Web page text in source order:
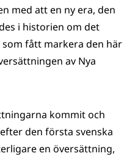
med att en ny era, den
i historien om det
som fått markera den här
av Nya
kommit och
den första svenska
en översättning,